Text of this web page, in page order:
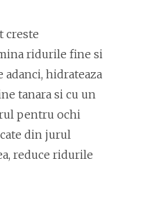
creste
ridurile fine si
adanci, hidrateaza
tanara si cu un
pentru ochi
din jurul
reduce ridurile